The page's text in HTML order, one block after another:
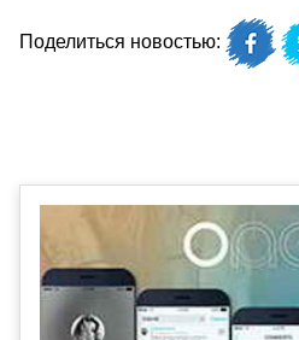
Поделиться новостью: